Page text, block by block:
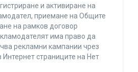
и активиране на
приемане на Общите
на рамков договор
има право да
рекламни кампании чрез
Интернет страниците на Нет